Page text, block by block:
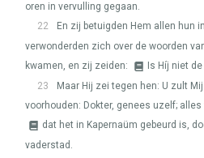
oren in vervulling gegaan.
22
En zij betuigden Hem allen hun
verwonderden zich over de woorden
kwamen, en zij zeiden:
Is Híj niet
23
Maar Hij zei tegen hen: U zult
voorhouden: Dokter, genees uzelf;
dat het in Kapernaüm gebeurd is,
vaderstad.